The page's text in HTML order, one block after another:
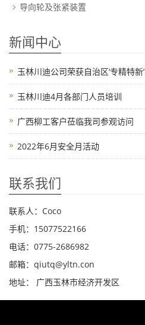
导向轮及张紧装置
新闻中心
玉林川迪公司荣获自治区‘专精特新’
玉林川迪4月各部门人员培训
广西柳工客户莅临我司参观访问
2022年6月安全月活动
联系我们
联系人：Coco
手机：15077522166
电话：0775-2686982
邮箱：qiutq@yltn.con
地址： 广西玉林市经济开发区